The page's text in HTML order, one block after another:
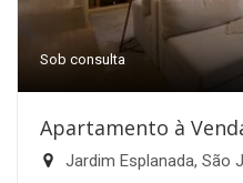
Sob consulta
Apartamento à
Jardim Esplanada, São